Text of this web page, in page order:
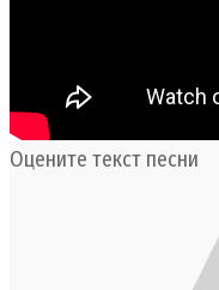
Оцените текст песни